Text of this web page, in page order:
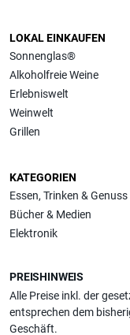
LOKAL EINKAUFEN
Sonnenglas®
Alkoholfreie Weine
Erlebniswelt
Weinwelt
Grillen
KATEGORIEN
Essen, Trinken & Genuss
Bücher & Medien
Elektronik
PREISHINWEIS
Alle Preise inkl. der
entsprechen dem
Geschäft.